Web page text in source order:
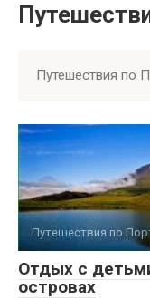
Путешествия по
Путешествия по
Отдых с
островах